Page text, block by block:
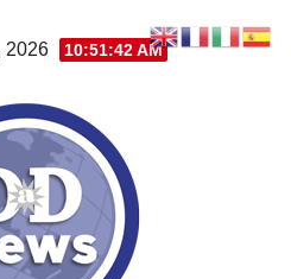
2026 10:51:43 AM